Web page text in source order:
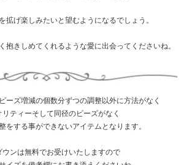
拡げ楽しみたいと望むようになるでしょう。
抱きしめてくれるような愛に出会ってくださいね。
ーズ増減の個数分ずつの調整以外に方法がなく
リティーそして同径のビーズがなく
をする事ができないアイテムとなります。
ウンは無料でお受けいたしますので